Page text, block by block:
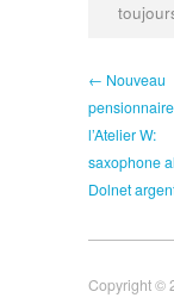
← Nouveau
l’Atelier W:
saxophone
Dolnet
Copyright ©